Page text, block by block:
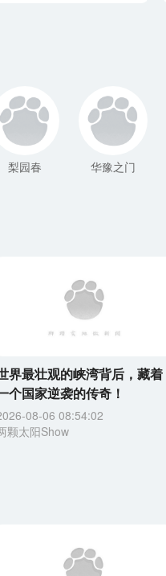
梨园春 华豫之门
界最壮观的峡湾背后，藏着
个国家逆袭的传奇！
08-06 08:54:02
颗太阳Show